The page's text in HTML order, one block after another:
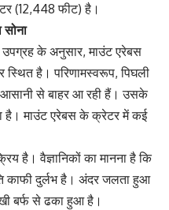
(12,448 फीट) है।
सोना
के अनुसार, माउंट एरेबस
स्थित है। परिणामस्वरूप, पिघली
से बाहर आ रही हैं। उसके
है। माउंट एरेबस के क्रेटर में कई
है। वैज्ञानिकों का मानना ​​है कि
काफी दुर्लभ है। अंदर जलता हुआ
बर्फ से ढका हुआ है।